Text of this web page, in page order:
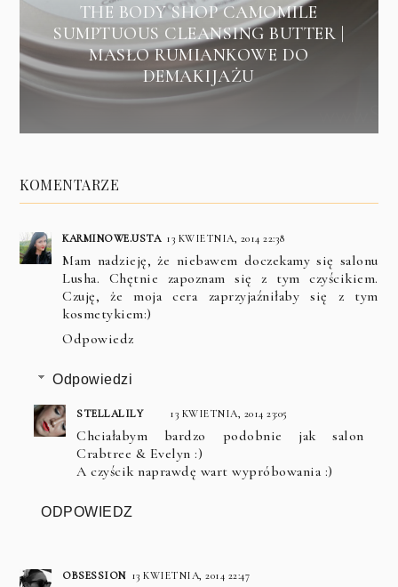
THE BODY SHOP CAMOMILE
SUMPTUOUS CLEANSING BUTTER |
MASŁO RUMIANKOWE DO
DEMAKIJAŻU
KOMENTARZE
KARMINOWE.USTA 13 KWIETNIA, 2014 22:38
Mam nadzieję, że niebawem doczekamy się salonu
Lusha. Chętnie zapoznam się z tym czyścikiem.
Czuję, że moja cera zaprzyjaźniłaby się z tym
kosmetykiem:)
Odpowiedz
Odpowiedzi
STELLALILY 13 KWIETNIA, 2014 23:05
Chciałabym bardzo podobnie jak salon
Crabtree & Evelyn :)
A czyścik naprawdę wart wypróbowania :)
ODPOWIEDZ
OBSESSION 13 KWIETNIA, 2014 22:47